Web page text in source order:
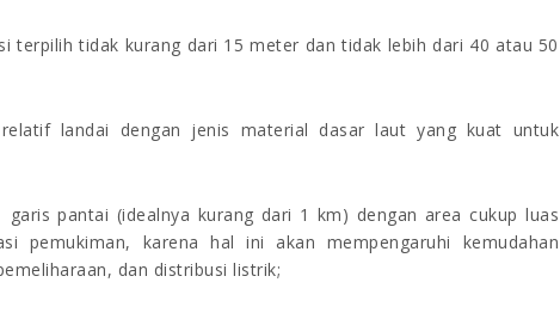
terpilih tidak kurang dari 15 meter dan tidak lebih dari 40 atau 50
landai dengan jenis material dasar laut yang kuat untuk
pantai (idealnya kurang dari 1 km) dengan area cukup luas
pemukiman, karena hal ini akan mempengaruhi kemudahan
dan distribusi listrik;